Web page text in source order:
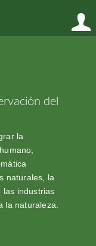
del
la
naturales, la
las industrias
la naturaleza.